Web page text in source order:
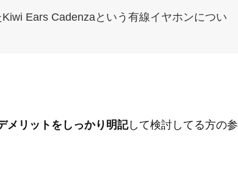
Ears Cadenzaという有線イヤホンについ
メリットをしっかり明記して検討してる方の参